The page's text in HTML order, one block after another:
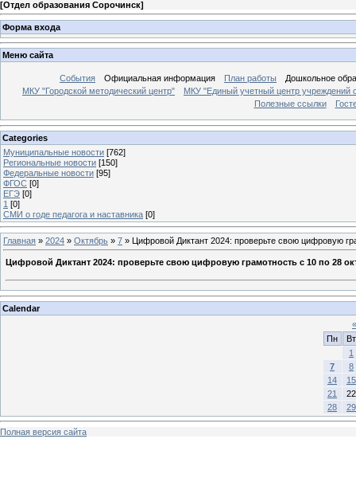
[Отдел образования Сорочинск]
Форма входа
Меню сайта
События Официальная информация План работы
Дошкольное
МКУ "Городской методический центр"
МКУ "Единый учетный центр учреждений
Полезные ссылки
Categories
Муниципальные новости [762]
Региональные новости [150]
Федеральные новости [95]
ФГОС [0]
ЕГЭ [0]
1 [0]
СМИ о годе педагога и наставника [0]
Главная » 2024 » Октябрь » 7 » Цифровой Диктант 2024: проверьте свою цифровую
Цифровой Диктант 2024: проверьте свою цифровую грамотность с 10 по 28
Calendar
«
Пн
Вт
1
7
8
14
15
21
22
28
29
Полная версия сайта